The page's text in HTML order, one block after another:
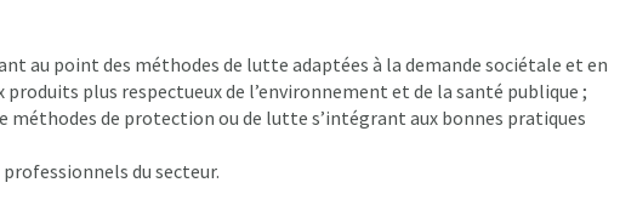
au point des méthodes de lutte adaptées à la demande sociétale et en
plus respectueux de l’environnement et de la santé publique ;
méthodes de protection ou de lutte s’intégrant aux bonnes pratiques
du secteur.